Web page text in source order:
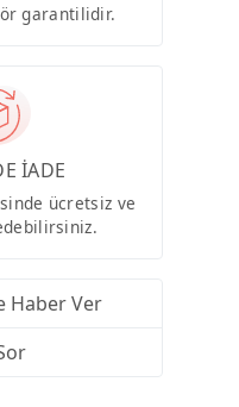
garantilidir.
İADE
ücretsiz ve
Haber Ver